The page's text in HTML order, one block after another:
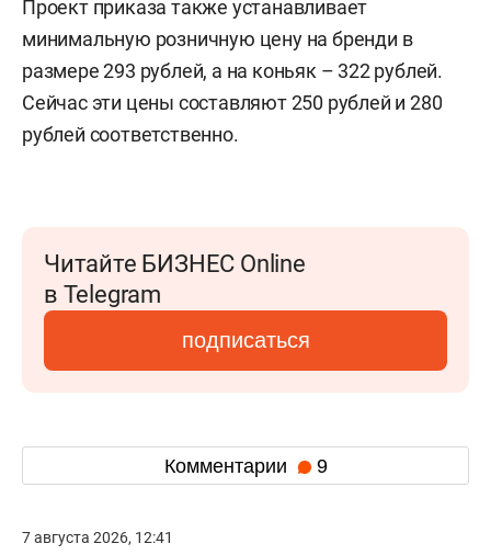
Проект приказа также устанавливает
минимальную розничную цену на бренди в
размере 293 рублей, а на коньяк – 322 рублей.
Сейчас эти цены составляют 250 рублей и 280
рублей соответственно.
Читайте БИЗНЕС Online
в Telegram
подписаться
Комментарии 9
7 августа 2026, 12:41